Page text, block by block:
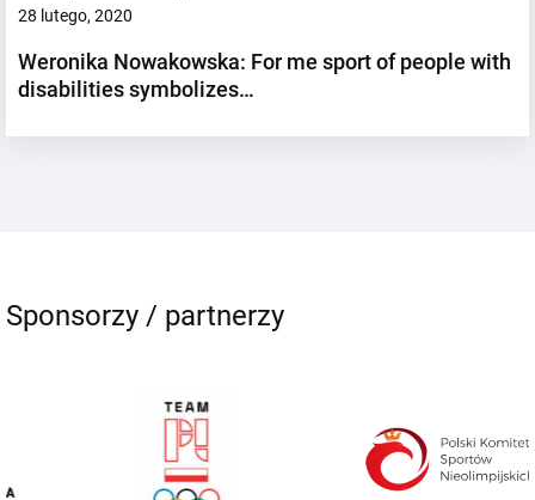
28 lutego, 2020
Weronika Nowakowska: For me sport of people with
disabilities symbolizes…
Sponsorzy / partnerzy